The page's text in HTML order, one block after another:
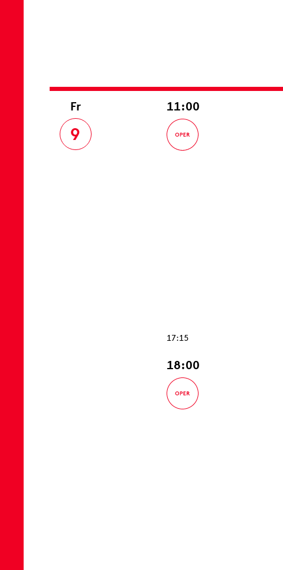
Fr
9
11:00
17:15
18:00